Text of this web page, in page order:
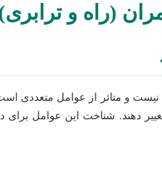
(راه و
نیست و متاثر از عوامل متعددی
دهند. شناخت این عوامل برای